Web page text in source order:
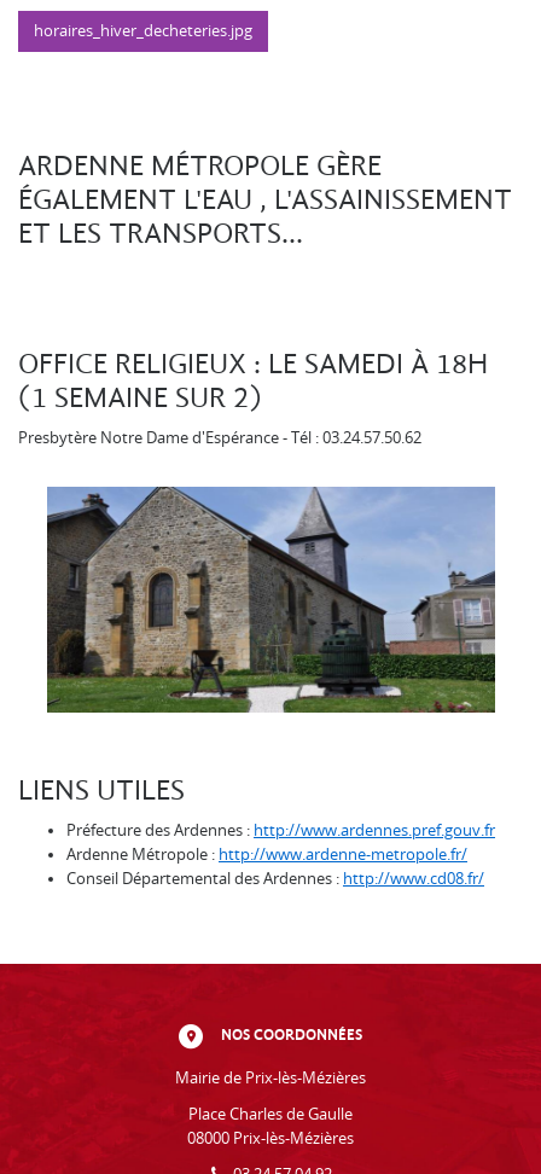
horaires_hiver_decheteries.jpg
ARDENNE MÉTROPOLE GÈRE
ÉGALEMENT L'EAU , L'ASSAINISSEMENT
ET LES TRANSPORTS...
OFFICE RELIGIEUX : LE SAMEDI À 18H
(1 SEMAINE SUR 2)
Presbytère Notre Dame d'Espérance - Tél : 03.24.57.50.62
LIENS UTILES
Préfecture des Ardennes : http://www.ardennes.pref.gouv.fr
Ardenne Métropole : http://www.ardenne-metropole.fr/
Conseil Départemental des Ardennes : http://www.cd08.fr/
NOS COORDONNÉES
Mairie de Prix-lès-Mézières
Place Charles de Gaulle
08000 Prix-lès-Mézières